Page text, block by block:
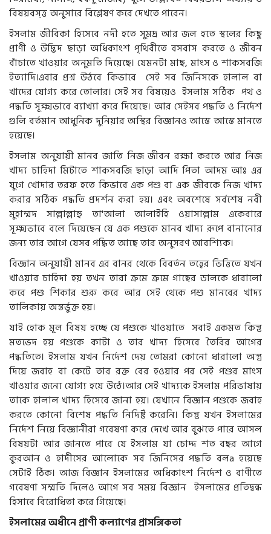
বিষয়বস্ত্ত অনুসারে বিশ্লেষণ করে দেখতে পারেন।
ইসলাম জীবিকা হিসেবে নদী হতে সুমদ্র আর জল হতে স্থলের কিছু
প্রাণী ও উদ্ভিদ ছাড়া অধিকাংশ পৃথিবীতে বসবাস করতে ও জীবন
বাঁচাতে খাওয়ার অনুমতি দিয়েছে। যেমনটা মাছ, মাংস ও শাকসবজি
ইত্যাদি।এবার প্রশ্ন উঠবে কিভাবে সেই সব জিনিসকে হালাল বা
খাদের যোগ্য করে তোলার। সেই সব বিষয়েও ইসলাম সঠিক পথ ও
পদ্ধতি সূক্ষ্মভাবে ব্যাখ্যা করে দিয়েছে। আর সেইসব পদ্ধতি ও নির্দেশ
গুলি বর্তমান আধুনিক দুনিয়ার অস্থির বিজ্ঞানও আস্তে আস্তে মানতে
হয়েছে।
ইসলাম অনুযায়ী মানব জাতি নিজ জীবন রক্ষা করতে আর নিজ
খাদ্য চাহিদা মিটাতে শাকসবজি ছাড়া আদি পিতা আদম আঃ এর
যুগে খোদার তরফ হতে কিভাবে এক পশু বা এক জীবকে নিজ খাদ্য
করার সঠিক পদ্ধতি প্রদর্শন করা হয়। এবং অবশেষে সর্বশেষ নবী
মুহাম্মদ সাল্লাল্লাহু তা'আলা আলাইহি ওয়াসাল্লাম একেবারে
সূক্ষ্মভাবে বলে দিয়েছেন যে এক পশুকে মানব খাদ্য রূপে বানানোর
জন্য তার আগে যেসব পদ্ধিত আছে তার অনুসরণ আবশ্যিক।
বিজ্ঞান অনুযায়ী মানব এর বানর থেকে বিবর্তন তত্ত্বের ভিত্তিতে যখন
খাওয়ার চাহিদা হয় তখন তারা ক্রমে ক্রমে গাছের ডালকে ধারালো
করে পশু শিকার শুরু করে আর সেই থেকে পশু মানবের খাদ্য
তালিকায় অন্তর্ভুক্ত হয়।
যাই হোক মূল বিষয় হচ্ছে যে পশুকে খাওয়াতে সবাই একমত কিন্তু
মতভেদ হয় পশুকে কাটা ও তার খাদ্য হিসেবে তৈরির আগের
পদ্ধতিতে। ইসলাম যখন নির্দেশ দেয় তোমরা কোনো ধারালো অস্ত্র
দিয়ে জবাহ বা কেটে তার রক্ত বের হওয়ার পর সেই পশুর মাংস
খাওয়ার জন্যে যোগ্য হয়ে উঠে।আর সেই খাদ্যকে ইসলাম পরিভাষায়
তাকে হালাল খাদ্য হিসেবে জানা হয়। যেখানে বিজ্ঞান পশুকে জবাহ
করতে কোনো বিশেষ পদ্ধতি নিদির্ষ্ট করেনি। কিন্তু যখন ইসলামের
নির্দেশ নিয়ে বিজ্ঞানীরা গবেষণা করে দেখে আর বুঝতে পারে আসল
বিষয়টা আর জানতে পারে যে ইসলাম যা চোদ্দ শত বছর আগে
কুরআন ও হাদীসের আলোকে সব জিনিসের পদ্ধতি বলa হয়েছে
সেটাই ঠিক। আজ বিজ্ঞান ইসলামের অধিকাংশ নির্দেশ ও বাণীতে
গবেষণা সম্মতি দিলেও আগে সব সময় বিজ্ঞান ইসলামের প্রতিদ্বন্ধ
হিসাবে বিরোধিতা করে গিয়েছে।
ইসলামেরঅধীনেপ্রাণীকল্যাণেরপ্রাসঙ্গিকতা